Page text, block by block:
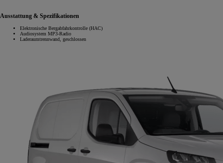
Ausstattung & Spezifikationen
Elektronische Bergabfahrkontrolle (HAC)
Audiosystem MP3-Radio
Laderaumtrennwand, geschlossen